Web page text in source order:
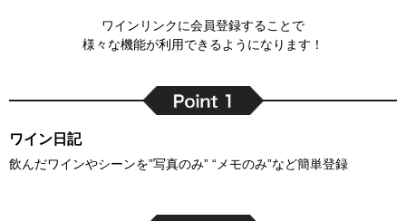
ワインリンクに会員登録することで
様々な機能が利用できるようになります！
ワイン日記
飲んだワインやシーンを”写真のみ” “メモのみ”など簡単登録